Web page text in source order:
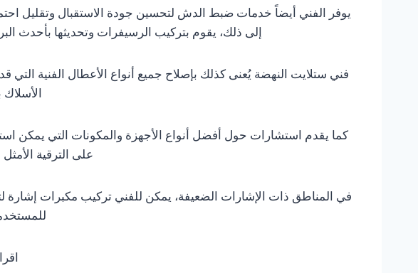
يوفر الفني أيضاً خدمات ضبط الدش لتحسين جودة الاستقبال وتقليل
إلى ذلك، يقوم بتركيب الرسيفرات وتحديثها بأحدث
فني ستلايت النهضة يُعنى كذلك بإصلاح جميع أنواع الأعطال الفنية
كما يقدم استشارات حول أفضل أنواع الأجهزة والمكونات التي يمكن
على الترقية
في المناطق ذات الإشارات الضعيفة، يمكن للفني تركيب مكبرات